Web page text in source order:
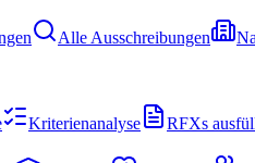
Alle Ausschreibungen
Kriterienanalyse RFXs